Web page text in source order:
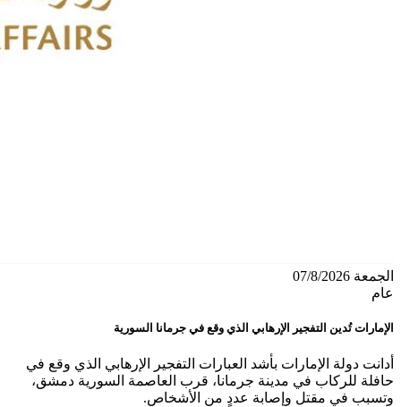
الجمعة 07/8/2026
عام
الإمارات تُدين التفجير الإرهابي الذي وقع في جرمانا السورية
أدانت دولة الإمارات بأشد العبارات التفجير الإرهابي الذي وقع في
حافلة للركاب في مدينة جرمانا، قرب العاصمة السورية دمشق،
وتسبب في مقتل وإصابة عددٍ من الأشخاص.